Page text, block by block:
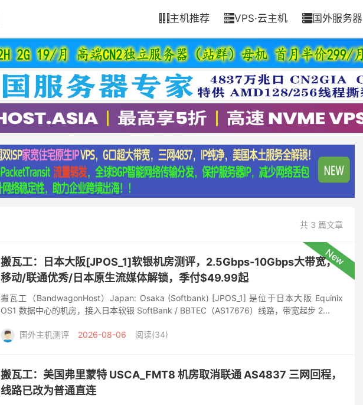
主机推荐 VPS·云主机 国外服务器
共 3 篇文章
New
搬瓦工：日本大阪[JPOS_1]软银机房测评，2.5Gbps-10Gbps大带宽，
移动/联通优秀/日本原生流媒体解锁，季付$49.99起
搬瓦工（BandwagonHost）Japan: Osaka (Softbank) [JPOS_1] 是位于日本大阪 Equinix
OS1 数据中心的机房，接入日本软银 SoftBank / BBTEC（AS17676）线路，带宽起步 2...
国外主机测评 2026-08-06 阅读(34)
搬瓦工：美国弗里蒙特 USCA_FMT8 机房取消联通 AS4837 三网回程，
线路已改为普通直连